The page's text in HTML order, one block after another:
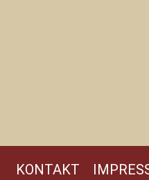
KONTAKT